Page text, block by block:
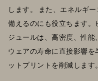
します。 また、エネルギ
備えるのにも役立ちます。
ジュールは、高密度、性
ウェアの寿命に直接影響を
ットプリントを削減します。